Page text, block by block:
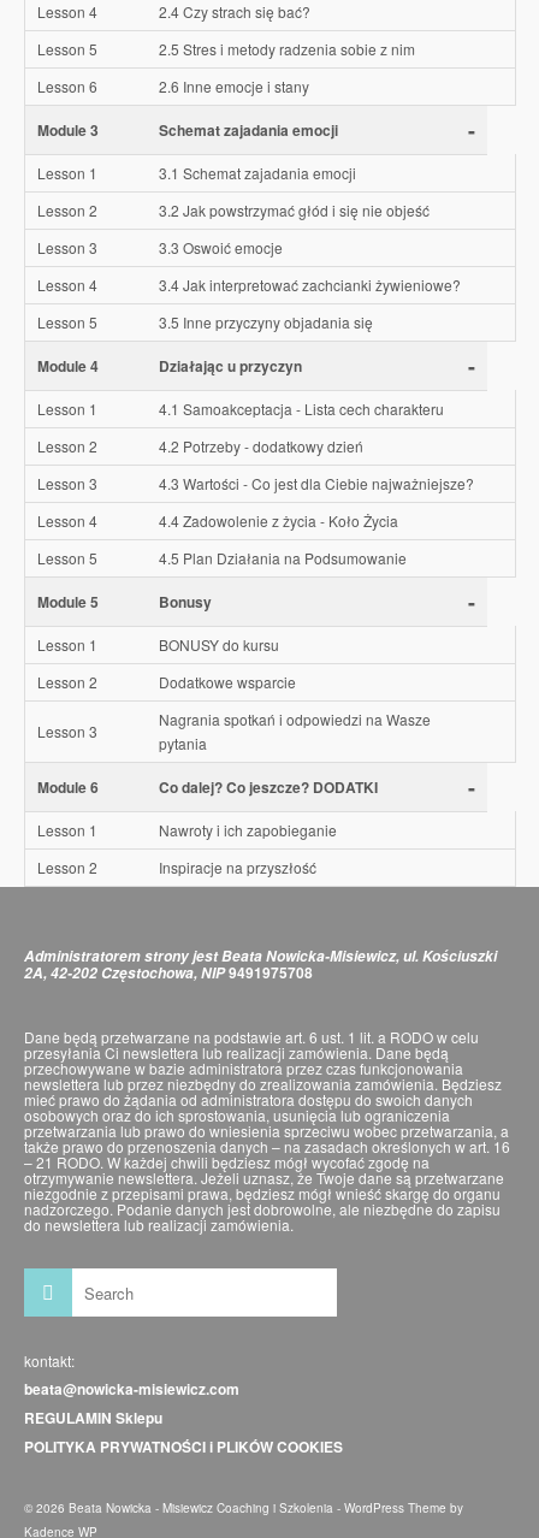
Lesson 4
2.4 Czy strach się bać?
Lesson 5
2.5 Stres i metody radzenia sobie z nim
Lesson 6
2.6 Inne emocje i stany
Module 3 Schemat zajadania emocji -
Lesson 1
3.1 Schemat zajadania emocji
Lesson 2
3.2 Jak powstrzymać głód i się nie objeść
Lesson 3
3.3 Oswoić emocje
Lesson 4
3.4 Jak interpretować zachcianki żywieniowe?
Lesson 5
3.5 Inne przyczyny objadania się
Module 4 Działając u przyczyn -
Lesson 1
4.1 Samoakceptacja - Lista cech charakteru
Lesson 2
4.2 Potrzeby - dodatkowy dzień
Lesson 3
4.3 Wartości - Co jest dla Ciebie najważniejsze?
Lesson 4
4.4 Zadowolenie z życia - Koło Życia
Lesson 5
4.5 Plan Działania na Podsumowanie
Module 5 Bonusy -
Lesson 1
BONUSY do kursu
Lesson 2
Dodatkowe wsparcie
Lesson 3
Nagrania spotkań i odpowiedzi na Wasze
pytania
Module 6 Co dalej? Co jeszcze? DODATKI -
Lesson 1
Nawroty i ich zapobieganie
Lesson 2
Inspiracje na przyszłość
Administratorem strony jest Beata Nowicka-Misiewicz, ul. Kościuszki
2A, 42-202 Częstochowa, NIP9491975708
Dane będą przetwarzane na podstawie art. 6 ust. 1 lit. a RODO w celu
przesyłania Ci newslettera lub realizacji zamówienia. Dane będą
przechowywane w bazie administratora przez czas funkcjonowania
newslettera lub przez niezbędny do zrealizowania zamówienia. Będziesz
mieć prawo do żądania od administratora dostępu do swoich danych
osobowych oraz do ich sprostowania, usunięcia lub ograniczenia
przetwarzania lub prawo do wniesienia sprzeciwu wobec przetwarzania, a
także prawo do przenoszenia danych – na zasadach określonych w art. 16
– 21 RODO. W każdej chwili będziesz mógł wycofać zgodę na
otrzymywanie newslettera. Jeżeli uznasz, że Twoje dane są przetwarzane
niezgodnie z przepisami prawa, będziesz mógł wnieść skargę do organu
nadzorczego. Podanie danych jest dobrowolne, ale niezbędne do zapisu
do newslettera lub realizacji zamówienia.
kontakt:
beata@nowicka-misiewicz.com
REGULAMIN Sklepu
POLITYKA PRYWATNOŚCI i PLIKÓW COOKIES
© 2026 Beata Nowicka - Misiewicz Coaching i Szkolenia - WordPress Theme by
Kadence WP